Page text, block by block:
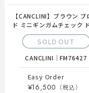
【CANCLINI】ブラウン ブ
ド ミニギンガムチェック
スシャツ
SOLD OUT
CANCLINI ｜FM76427
Easy Order
¥16,500